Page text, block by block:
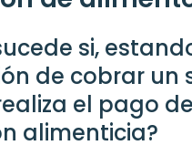
si,
de cobrar un
el pago
alimenticia?